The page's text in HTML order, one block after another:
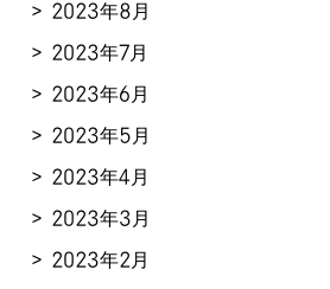
2023年8月
2023年7月
2023年6月
2023年5月
2023年4月
2023年3月
2023年2月